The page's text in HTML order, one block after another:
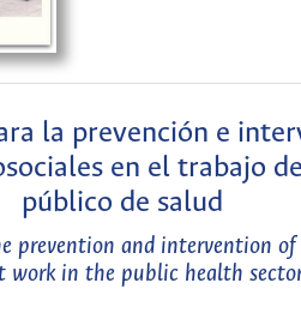
la prevención e
en el trabajo
público de salud
prevention and intervention of
work in the public health